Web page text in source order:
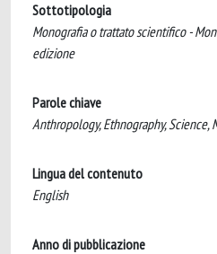
Sottotipologia
Monografia o trattato scientifico -
edizione
Parole chiave
Anthropology, Ethnography, Science,
Lingua del contenuto
English
Anno di pubblicazione